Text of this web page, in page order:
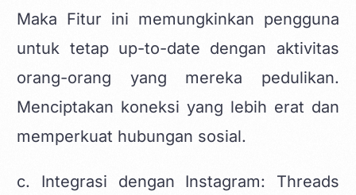
Maka Fitur ini memungkinkan pengguna
untuk tetap up-to-date dengan aktivitas
orang-orang yang mereka pedulikan.
Menciptakan koneksi yang lebih erat dan
memperkuat hubungan sosial.
c. Integrasi dengan Instagram: Threads